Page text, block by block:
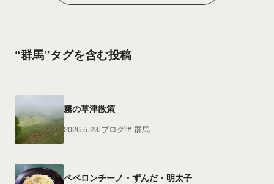
“群馬”タグを含む投稿
霧の草津散策
2026.5.23 ブログ 群馬
ペペロンチーノ・ずんだ・明太子